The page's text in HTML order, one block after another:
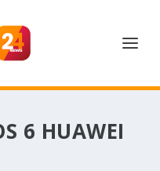
6 HUAWEI